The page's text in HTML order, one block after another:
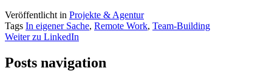
Veröffentlicht in Projekte & Agentur
Tags In eigener Sache, Remote Work, Team-Building
Weiter zu LinkedIn
Posts navigation